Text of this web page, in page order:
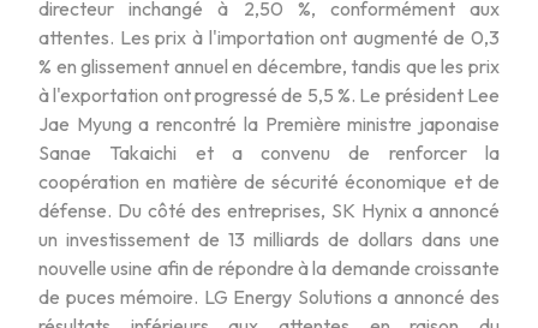
directeur inchangé à 2,50 %, conformément aux
attentes. Les prix à l'importation ont augmenté de 0,3
% en glissement annuel en décembre, tandis que les prix
à l'exportation ont progressé de 5,5 %. Le président Lee
Jae Myung a rencontré la Première ministre japonaise
Sanae Takaichi et a convenu de renforcer la
coopération en matière de sécurité économique et de
défense. Du côté des entreprises, SK Hynix a annoncé
un investissement de 13 milliards de dollars dans une
nouvelle usine afin de répondre à la demande croissante
de puces mémoire. LG Energy Solutions a annoncé des